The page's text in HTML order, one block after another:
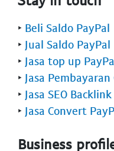
‣ Beli Saldo PayPal
‣ Jual Saldo PayPal
‣ Jasa top up
‣ Jasa
‣ Jasa SEO Backlink
‣ Jasa Convert
Business